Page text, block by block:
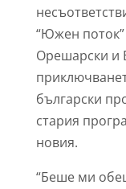
“Южен поток”
Орешарски и
български
стария
новия.
“Беше ми